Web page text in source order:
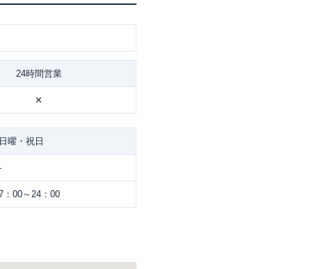
24時間営業
✕
日曜・祝日
：00～24：00